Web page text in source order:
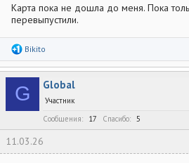
Карта пока не дошла до меня. Пока
перевыпустили.
Р
а
к
ц
и
Bikito
G Global
Участник
Сообщения
17 Спасибо 5
11.03.26